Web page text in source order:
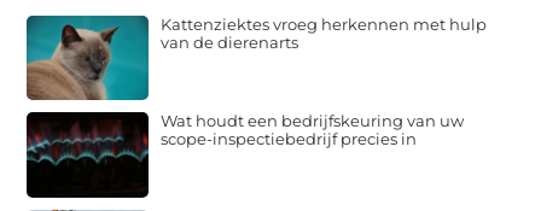
Kattenziektes vroeg herkennen met hulp
van de dierenarts
Wat houdt een bedrijfskeuring van uw
scope-inspectiebedrijf precies in